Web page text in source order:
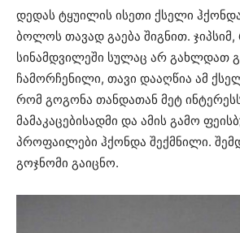
დედას ტყუილის ისეთი ქსელი
ბოლოს თავად გაება შიგნით.
სინამდვილეში სულაც არ გახლდათ
ჩამორჩენილი, თავი დააღწია ამ
რომ გოგონა თანდათან მეტ
მამაკაცებისადმი და ამის გამო
პროფაილები ჰქონდა შექმნილი.
გოჯნომი გაიცნო.